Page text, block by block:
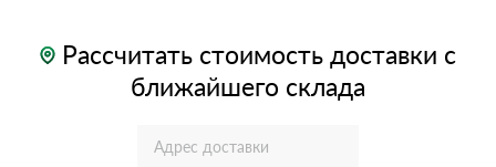
Рассчитать стоимость доставки с
ближайшего склада